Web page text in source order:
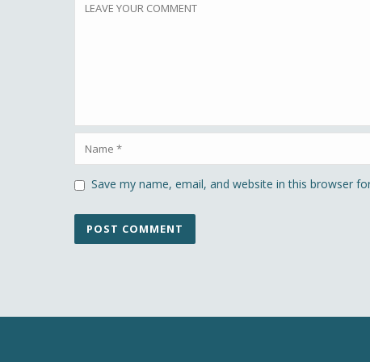
Save my name, email, and website in this browser